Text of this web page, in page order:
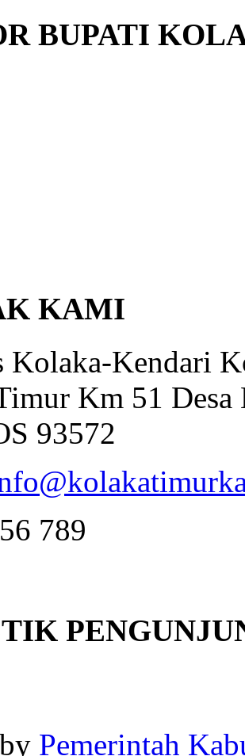
BUPATI
KAMI
Kolaka-Kendari
Km 51 Desa
93572
789
Pemerintah